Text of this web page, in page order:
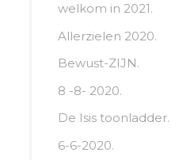
welkom in 2021.
Allerzielen 2020.
Bewust-ZIJN.
8 -8- 2020.
De Isis toonladder.
6-6-2020.